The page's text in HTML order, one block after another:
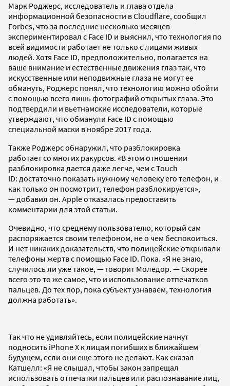
Марк Роджерс, исследователь и глава отдела
информационной безопасности в Cloudflare, сообщил
Forbes, что за последние несколько месяцев
экспериментировал с Face ID и выяснил, что технология по
всей видимости работает не только с лицами живых
людей. Хотя Face ID, предположительно, полагается на
ваше внимание и естественные движения глаз так, что
искусственные или неподвижные глаза не могут ее
обмануть, Роджерс понял, что технологию можно обойти
с помощью всего лишь фотографий открытых глаза. Это
подтвердили и вьетнамские исследователи, которые
утверждают, что обманули Face ID с помощью
специальной маски в ноябре 2017 года.
Также Роджерс обнаружил, что разблокировка
работает со многих ракурсов. «В этом отношении
разблокировка дается даже легче, чем с Touch
ID: достаточно показать нужному человеку его телефон, и
как только он посмотрит, телефон разблокируется»,
— добавил он. Apple отказалась предоставить
комментарии для этой статьи.
Очевидно, что среднему пользователю, который сам
распоряжается своим телефоном, не о чем беспокоиться.
И нет никаких доказательств, что полицейские открывали
телефоны жертв с помощью Face ID. Пока. «Я не знаю,
случилось ли уже такое, — говорит Моледор. — Скорее
всего это то же самое, что и использование отпечатков
пальцев. До тех пор, пока субъект узнаваем, технология
должна работать».
Так что не удивляйтесь, если полицейские начнут
подносить iPhone X к лицам погибших в ближайшем
будущем, если они еще этого не делают. Как сказал
Катшелл: «Я не слышал, чтобы закон запрещал
использовать отпечатки пальцев или распознавание лиц,